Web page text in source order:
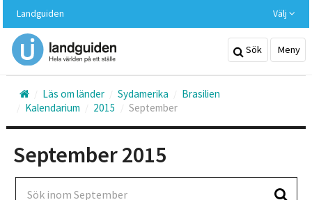
huvudinnehållet
Landguiden Välj
Sök Meny
Läs om länder Sydamerika
Brasilien
Kalendarium
2015 September
September 2015
Sök inom September